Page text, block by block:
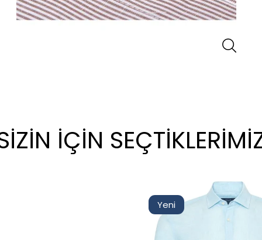
İÇİN
Yeni